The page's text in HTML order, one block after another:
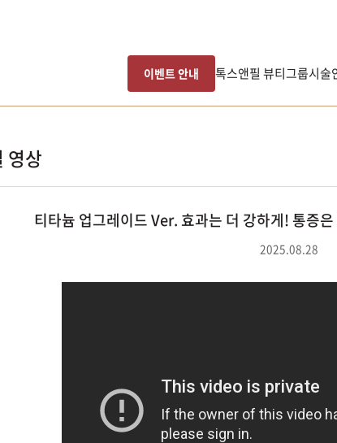
이벤트 안내 톡스앤필 뷰티그룹시술
영상
티타늄 업그레이드 Ver. 효과는 더 강하게! 통증
2025.08.28